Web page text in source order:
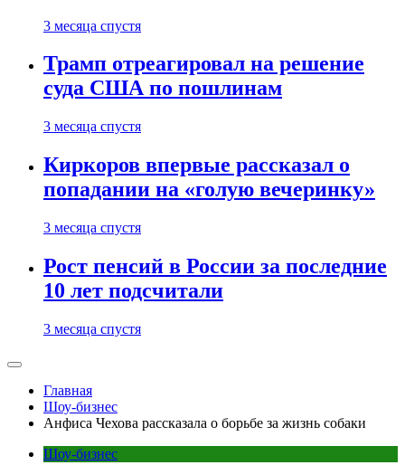
3 месяца спустя
Трамп отреагировал на решение
суда США по пошлинам
3 месяца спустя
Киркоров впервые рассказал о
попадании на «голую вечеринку»
3 месяца спустя
Рост пенсий в России за последние
10 лет подсчитали
3 месяца спустя
Главная
Шоу-бизнес
Анфиса Чехова рассказала о борьбе за жизнь собаки
Шоу-бизнес